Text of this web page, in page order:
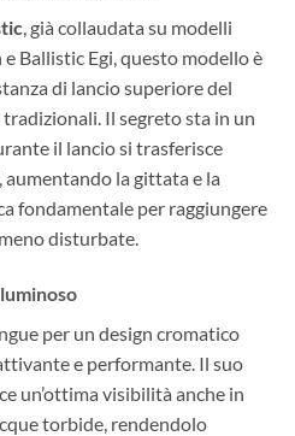
, già collaudata su modelli
Ballistic Egi, questo modello è
di lancio superiore del
Il segreto sta in un
il lancio si trasferisce
aumentando la gittata e la
fondamentale per raggiungere
disturbate.
per un design cromatico
e performante. Il suo
un’ottima visibilità anche in
torbide, rendendolo